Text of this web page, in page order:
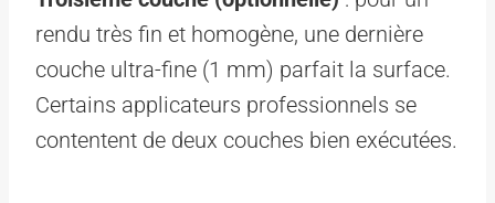
rendu très fin et homogène, une dernière
couche ultra-fine (1 mm) parfait la surface.
Certains applicateurs professionnels se
contentent de deux couches bien exécutées.